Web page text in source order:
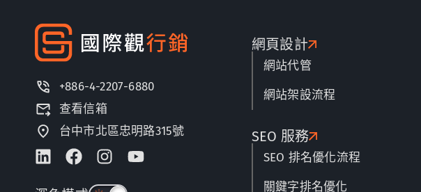
+886-4-2207-6880
查看信箱
台中市北區忠明路315號
網頁設計
網站代管
網站架設流程
SEO 服務
SEO 排名優化流程
關鍵字排名優化